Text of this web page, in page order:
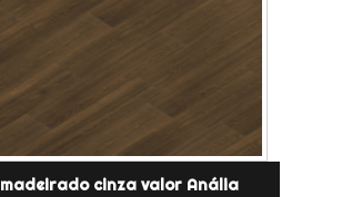
cinza valor Anália